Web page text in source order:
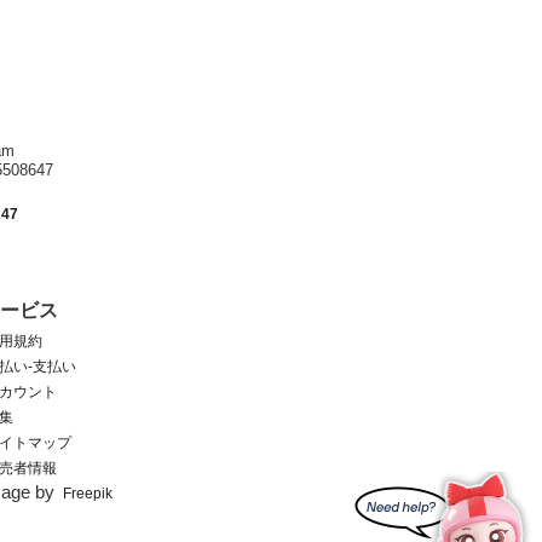
ビス
規約
い-支払い
ウント
トマップ
者情報
by Freepik